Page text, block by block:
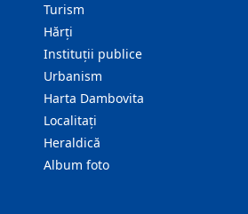
Turism
Hărţi
Instituţii publice
Urbanism
Harta Dambovita
Localitaţi
Heraldică
Album foto